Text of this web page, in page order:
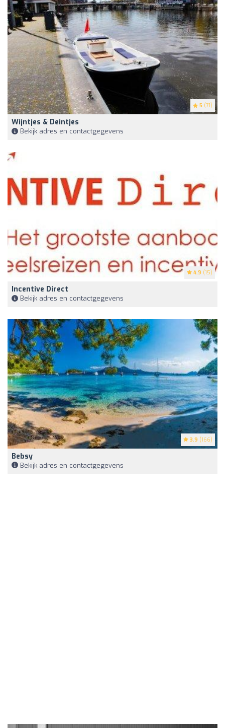
5 (71)
Wijntjes & Deintjes
Bekijk adres en contactgegevens
4.9 (15)
Incentive Direct
Bekijk adres en contactgegevens
3.9 (166)
Bebsy
Bekijk adres en contactgegevens